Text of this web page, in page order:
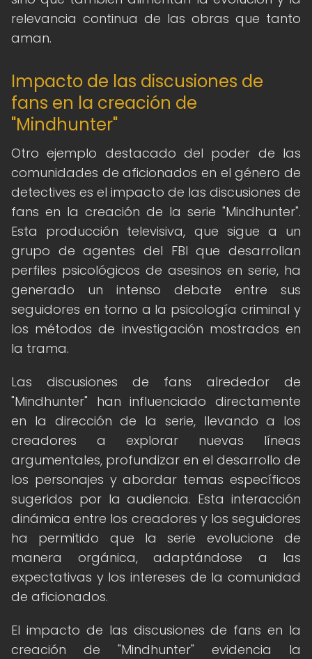
relevancia continua de las obras que tanto
aman.
Impacto de las discusiones de
fans en la creación de
"Mindhunter"
Otro ejemplo destacado del poder de las
comunidades de aficionados en el género de
detectives es el impacto de las discusiones de
fans en la creación de la serie "Mindhunter".
Esta producción televisiva, que sigue a un
grupo de agentes del FBI que desarrollan
perfiles psicológicos de asesinos en serie, ha
generado un intenso debate entre sus
seguidores en torno a la psicología criminal y
los métodos de investigación mostrados en
la trama.
Las discusiones de fans alrededor de
"Mindhunter" han influenciado directamente
en la dirección de la serie, llevando a los
creadores a explorar nuevas líneas
argumentales, profundizar en el desarrollo de
los personajes y abordar temas específicos
sugeridos por la audiencia. Esta interacción
dinámica entre los creadores y los seguidores
ha permitido que la serie evolucione de
manera orgánica, adaptándose a las
expectativas y los intereses de la comunidad
de aficionados.
El impacto de las discusiones de fans en la
creación de "Mindhunter" evidencia la